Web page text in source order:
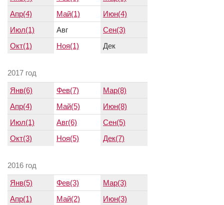
Апр(4)
Май(1)
Июн(4)
Июл(1)
Авг
Сен(3)
Окт(1)
Ноя(1) Дек
2017 год
Янв(6) Фев(7)
Мар(8)
Апр(4)
Май(5)
Июн(8)
Июл(1)
Авг(6)
Сен(5)
Окт(3)
Ноя(5) Дек(7)
2016 год
Янв(5) Фев(3)
Мар(3)
Апр(1)
Май(2)
Июн(3)